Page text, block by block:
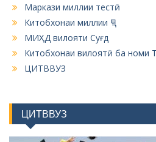
Маркази миллии тестӣ
Китобхонаи миллии ҶТ
МИҲД вилояти Суғд
Китобхонаи вилоятӣ ба номи
ЦИТВВУЗ
ЦИТВВУЗ